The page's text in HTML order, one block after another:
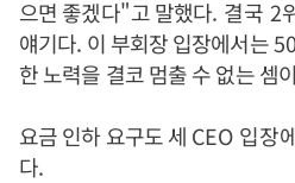
으면 좋겠다"고 말했다. 결국 2
얘기다. 이 부회장 입장에서는
한 노력을 결코 멈출 수 없는 셈
요금 인하 요구도 세 CEO 입장
다.